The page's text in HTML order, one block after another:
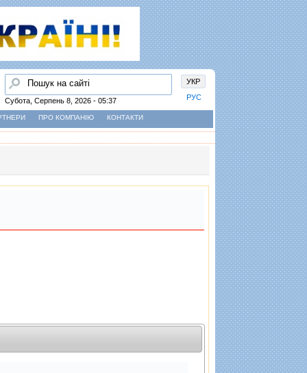
УКР
РУС
Пошук
Субота, Серпень 8, 2026 - 05:37
ПРО КОМПАНІЮ КОНТАКТИ